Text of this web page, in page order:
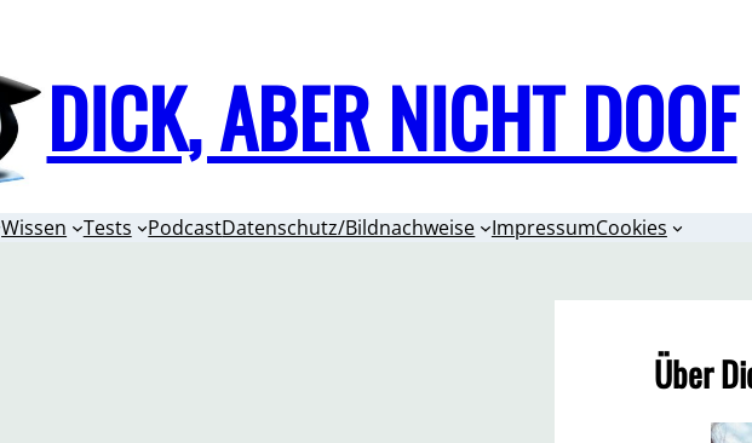
DICK, ABER NICHT DOOF
Wissen Tests PodcastDatenschutz/Bildnachweise ImpressumCookies
Über